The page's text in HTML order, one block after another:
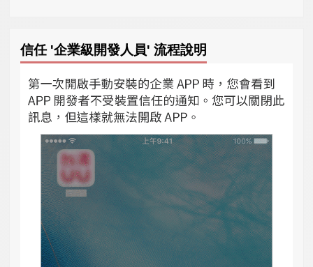
信任 '企業級開發人員' 流程說明